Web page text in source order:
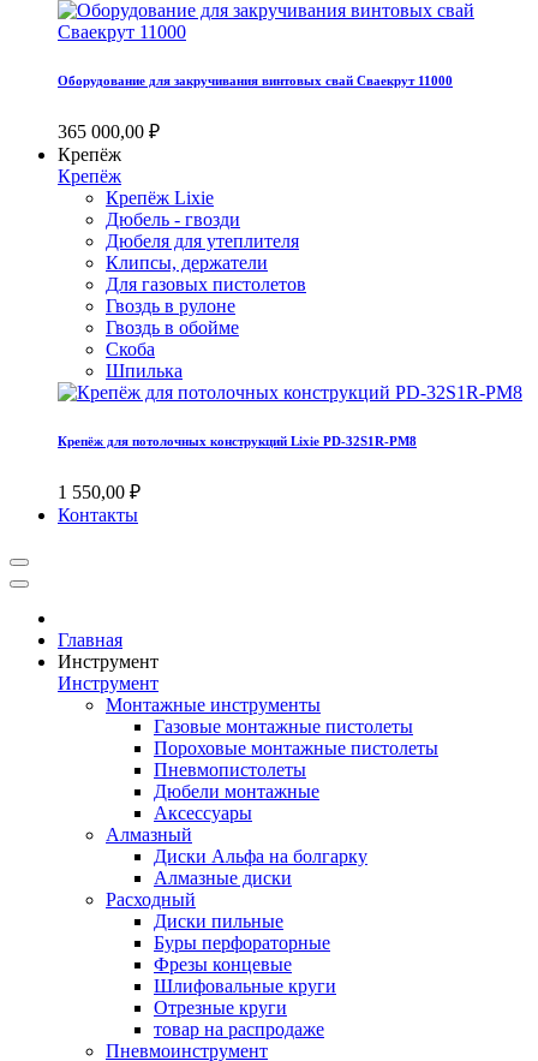
Оборудование для закручивания винтовых свай Сваекрут 11000
365 000,00 ₽
Крепёж
Крепёж
Крепёж Lixie
Дюбель - гвозди
Дюбеля для утеплителя
Клипсы, держатели
Для газовых пистолетов
Гвоздь в рулоне
Гвоздь в обойме
Скоба
Шпилька
Крепёж для потолочных конструкций Lixie PD-32S1R-PM8
1 550,00 ₽
Контакты
Главная
Инструмент
Инструмент
Монтажные инструменты
Газовые монтажные пистолеты
Пороховые монтажные пистолеты
Пневмопистолеты
Дюбели монтажные
Аксессуары
Алмазный
Диски Альфа на болгарку
Алмазные диски
Расходный
Диски пильные
Буры перфораторные
Фрезы концевые
Шлифовальные круги
Отрезные круги
товар на распродаже
Пневмоинструмент